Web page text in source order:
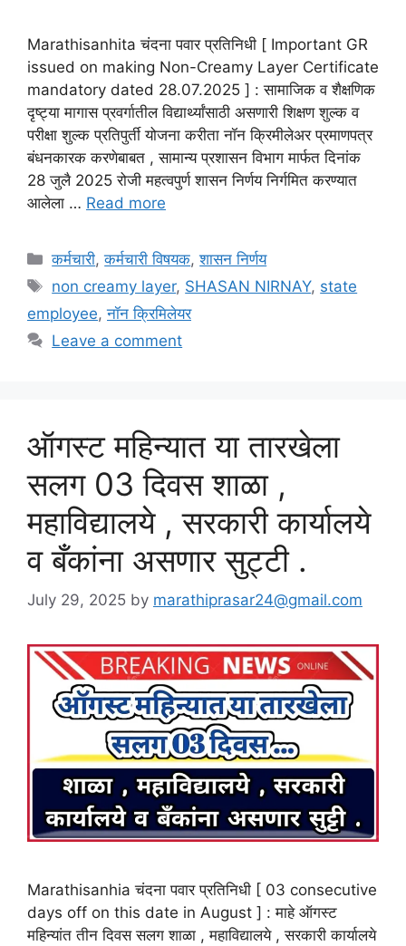
Marathisanhita चंदना पवार प्रतिनिधी [ Important GR
issued on making Non-Creamy Layer Certificate
mandatory dated 28.07.2025 ] : सामाजिक व शैक्षणिक
दृष्ट्या मागास प्रवर्गातील विद्यार्थ्यांसाठी असणारी शिक्षण शुल्क व
परीक्षा शुल्क प्रतिपुर्ती योजना करीता नॉन क्रिमीलेअर प्रमाणपत्र
बंधनकारक करणेबाबत , सामान्य प्रशासन विभाग मार्फत दिनांक
28 जुलै 2025 रोजी महत्वपुर्ण शासन निर्णय निर्गमित करण्यात
आलेला … Read more
Categories
कर्मचारी,कर्मचारी विषयक,शासन निर्णय
Tags
non creamy layer, SHASAN NIRNAY, state
employee,नॉन क्रिमिलेयर
Leave a comment
ऑगस्ट महिन्यात या तारखेला
सलग 03 दिवस शाळा ,
महाविद्यालये , सरकारी कार्यालये
व बँकांना असणार सुट्टी .
July 29, 2025 by marathiprasar24@gmail.com
Marathisanhia चंदना पवार प्रतिनिधी [ 03 consecutive
days off on this date in August ] : माहे ऑगस्ट
महिन्यांत तीन दिवस सलग शाळा , महाविद्यालये , सरकारी कार्यालये